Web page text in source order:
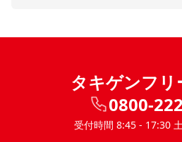
タキゲンフリ
0800-
受付時間 8:45 - 17:30